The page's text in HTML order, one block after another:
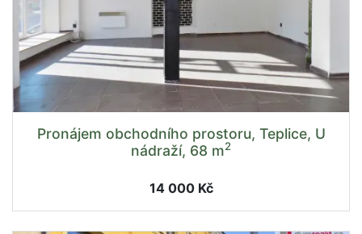
Pronájem obchodního prostoru, Teplice, U
nádraží, 68 m2
14 000 Kč